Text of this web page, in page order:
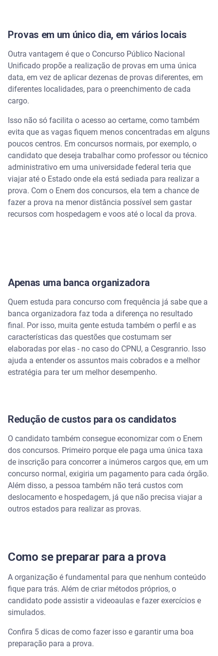
Provas em um único dia, em vários locais
Outra vantagem é que o Concurso Público Nacional
Unificado propõe a realização de provas em uma única
data, em vez de aplicar dezenas de provas diferentes, em
diferentes localidades, para o preenchimento de cada
cargo.
Isso não só facilita o acesso ao certame, como também
evita que as vagas fiquem menos concentradas em alguns
poucos centros. Em concursos normais, por exemplo, o
candidato que deseja trabalhar como professor ou técnico
administrativo em uma universidade federal teria que
viajar até o Estado onde ela está sediada para realizar a
prova. Com o Enem dos concursos, ela tem a chance de
fazer a prova na menor distância possível sem gastar
recursos com hospedagem e voos até o local da prova.
Apenas uma banca organizadora
Quem estuda para concurso com frequência já sabe que a
banca organizadora faz toda a diferença no resultado
final. Por isso, muita gente estuda também o perfil e as
características das questões que costumam ser
elaboradas por elas - no caso do CPNU, a Cesgranrio. Isso
ajuda a entender os assuntos mais cobrados e a melhor
estratégia para ter um melhor desempenho.
Redução de custos para os candidatos
O candidato também consegue economizar com o Enem
dos concursos. Primeiro porque ele paga uma única taxa
de inscrição para concorrer a inúmeros cargos que, em um
concurso normal, exigiria um pagamento para cada órgão.
Além disso, a pessoa também não terá custos com
deslocamento e hospedagem, já que não precisa viajar a
outros estados para realizar as provas.
Como se preparar para a prova
A organização é fundamental para que nenhum conteúdo
fique para trás. Além de criar métodos próprios, o
candidato pode assistir a videoaulas e fazer exercícios e
simulados.
Confira 5 dicas de como fazer isso e garantir uma boa
preparação para a prova.